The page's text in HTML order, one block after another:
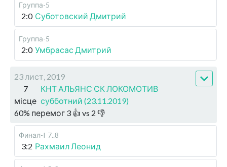
Группа-5
2:0 Суботовский Дмитрий
Группа-5
2:0 Умбрасас Дмитрий
23 лист, 2019
7
місце
КНТ АЛЬЯНС СК ЛОКОМОТИВ
субботний (23.11.2019)
60% перемог 3 👍 vs 2 👎
Финал-I 7..8
3:2 Рахмаил Леонид